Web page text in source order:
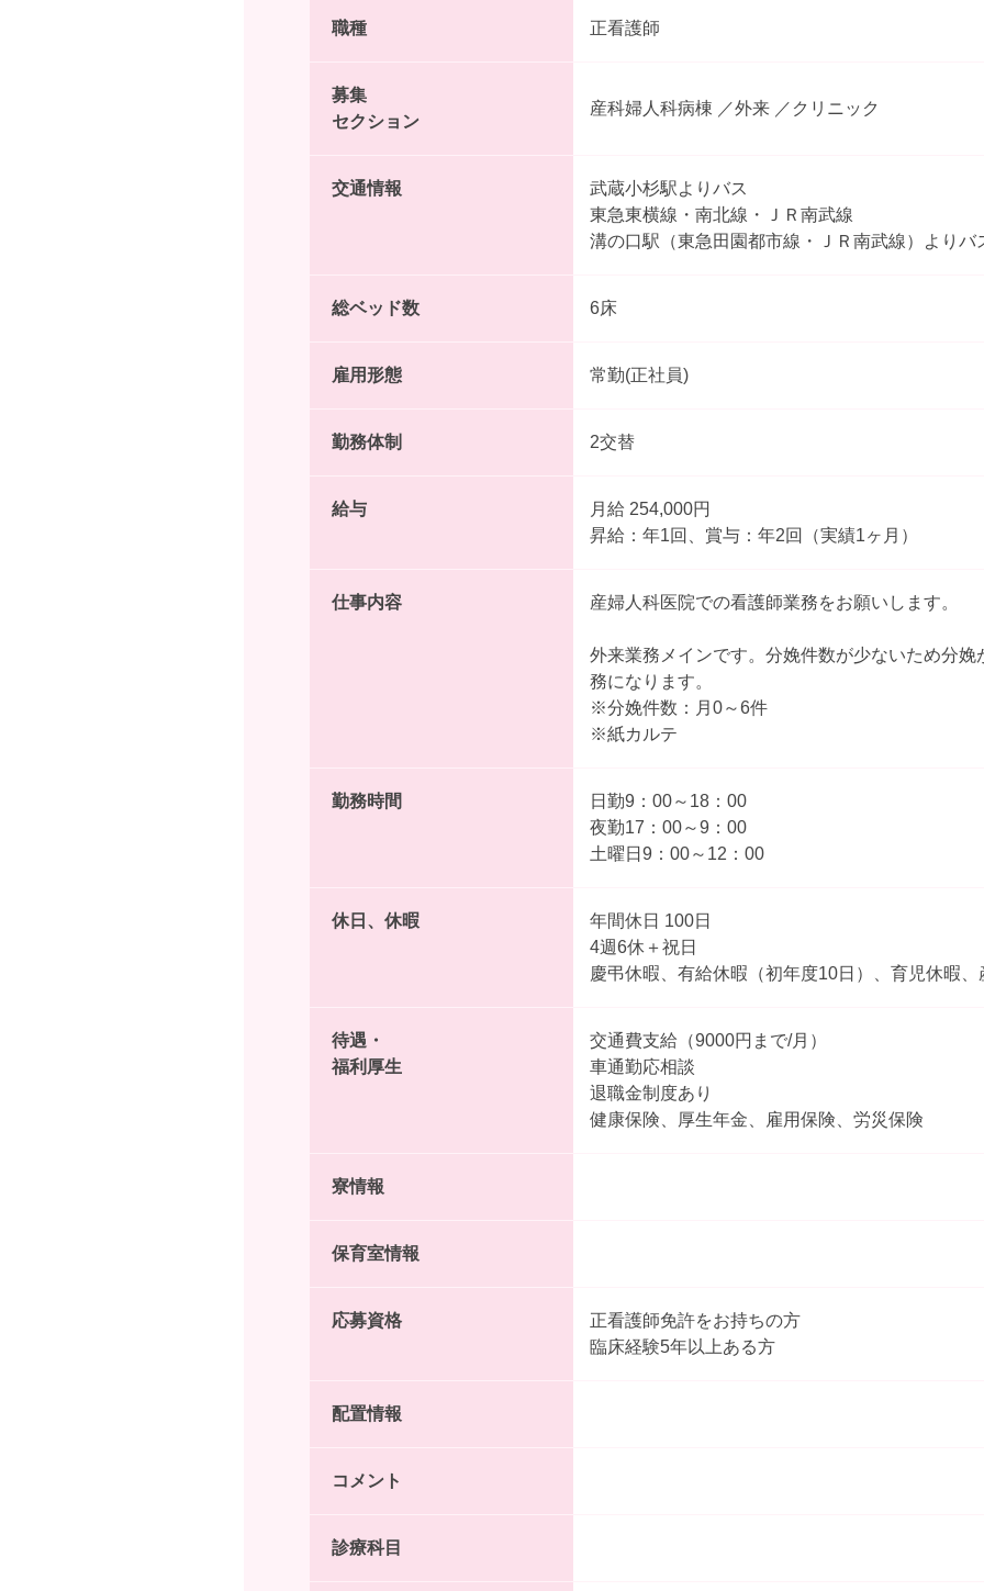
職種 正看護師
募集
セクション
産科婦人科病棟 ／外来 ／クリニック
交通情報
武蔵小杉駅よりバス
東急東横線・南北線・ＪＲ南武線
溝の口駅（東急田園都市線・ＪＲ南武線）よりバ
総ベッド数 6床
雇用形態 常勤(正社員)
勤務体制 2交替
給与
月給 254,000円
昇給：年1回、賞与：年2回（実績1ヶ月）
仕事内容 産婦人科医院での看護師業務をお願いします。
外来業務メインです。分娩件数が少ないため分娩
務になります。
※分娩件数：月0～6件
※紙カルテ
勤務時間
日勤9：00～18：00
夜勤17：00～9：00
土曜日9：00～12：00
休日、休暇
年間休日 100日
4週6休＋祝日
慶弔休暇、有給休暇（初年度10日）、育児休暇、
待遇・
福利厚生
交通費支給（9000円まで/月）
車通勤応相談
退職金制度あり
健康保険、厚生年金、雇用保険、労災保険
寮情報
保育室情報
応募資格
正看護師免許をお持ちの方
臨床経験5年以上ある方
配置情報
コメント
診療科目